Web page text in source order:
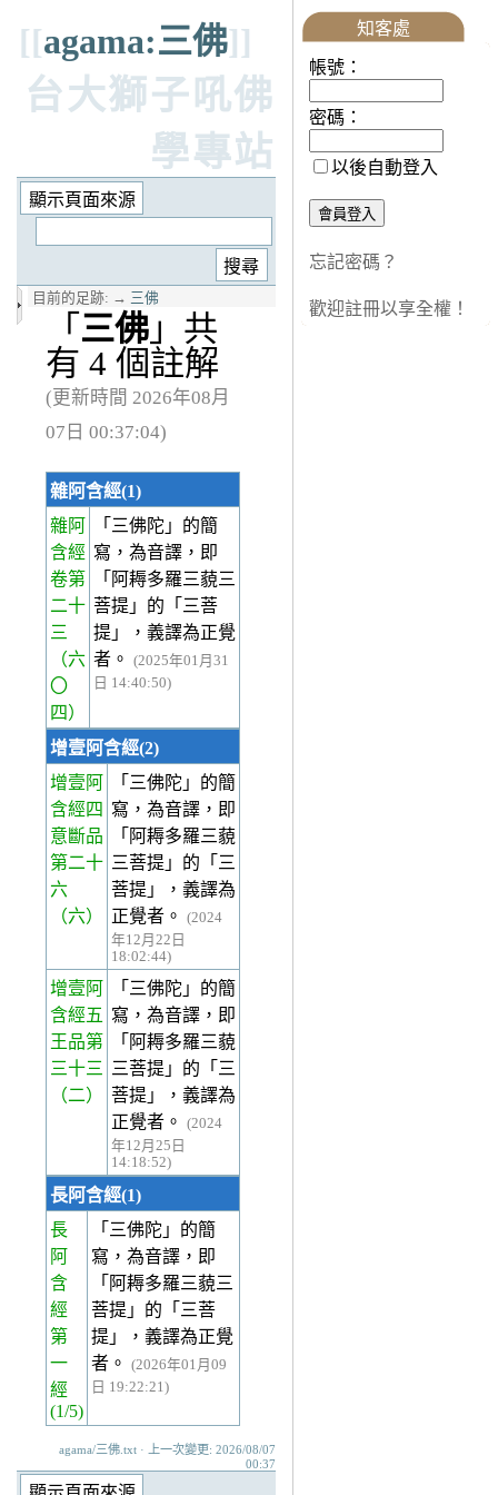
[[agama:三佛]]
台大獅子吼佛
學專站
目前的足跡: → 三佛
「 三佛 」共
有 4 個註解
(更新時間 2026年08月
07日 00:37:04)
雜阿含經(1)
雜阿
含經
卷第
二十
三
（六
〇
四）
「三佛陀」的簡
寫，為音譯，即
「阿耨多羅三藐三
菩提」的「三菩
提」，義譯為正覺
者。
(2025年01月31
日 14:40:50)
增壹阿含經(2)
增壹阿
含經四
意斷品
第二十
六
（六）
「三佛陀」的簡
寫，為音譯，即
「阿耨多羅三藐
三菩提」的「三
菩提」，義譯為
正覺者。
(2024
年12月22日
18:02:44)
增壹阿
含經五
王品第
三十三
（二）
「三佛陀」的簡
寫，為音譯，即
「阿耨多羅三藐
三菩提」的「三
菩提」，義譯為
正覺者。
(2024
年12月25日
14:18:52)
長阿含經(1)
長
阿
含
經
第
一
經
(1/5)
「三佛陀」的簡
寫，為音譯，即
「阿耨多羅三藐三
菩提」的「三菩
提」，義譯為正覺
者。
(2026年01月09
日 19:22:21)
agama/三佛.txt · 上一次變更: 2026/08/07
00:37
知客處
帳號：
密碼：
以後自動登入
忘記密碼？
歡迎註冊以享全權！